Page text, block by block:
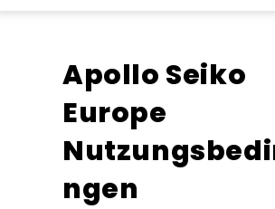
Apollo Seiko
Europe
ngen